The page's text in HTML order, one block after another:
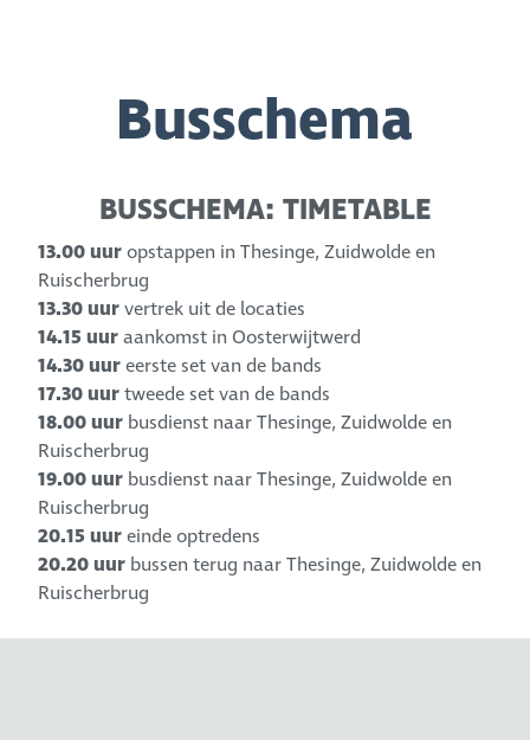
Busschema
BUSSCHEMA: TIMETABLE
13.00 uuropstappen in Thesinge, Zuidwolde en
Ruischerbrug
13.30 uurvertrek uit de locaties
14.15 uuraankomst in Oosterwijtwerd
14.30 uureerste set van de bands
17.30 uurtweede set van de bands
18.00 uur busdienst naar Thesinge, Zuidwolde en
Ruischerbrug
19.00 uur busdienst naar Thesinge, Zuidwolde en
Ruischerbrug
20.15 uureinde optredens
20.20 uur bussen terug naar Thesinge, Zuidwolde en
Ruischerbrug